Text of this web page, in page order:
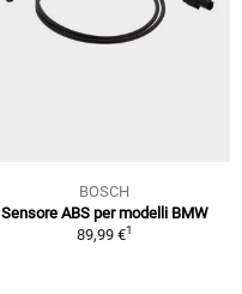
BOSCH
Sensore ABS per modelli BMW
89,99 €1